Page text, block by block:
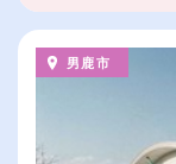
男鹿市